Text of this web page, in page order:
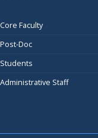
Core Faculty
Post-Doc
Students
Administrative Staff